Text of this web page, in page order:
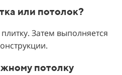
или потолок?
Затем выполняется
потолку